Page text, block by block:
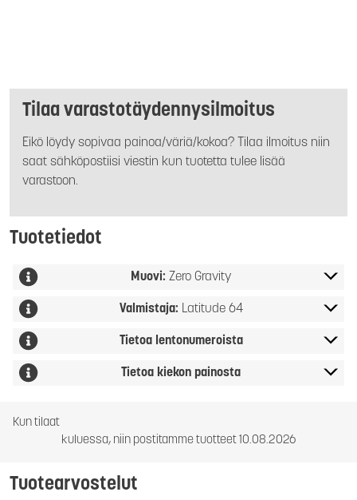
Tilaa varastotäydennysilmoitus
Eikö löydy sopivaa painoa/väriä/kokoa? Tilaa ilmoitus niin
saat sähköpostiisi viestin kun tuotetta tulee lisää
varastoon.
Tuotetiedot
Muovi: Zero Gravity
Valmistaja: Latitude 64
Tietoa lentonumeroista
Tietoa kiekon painosta
Kun tilaat
kuluessa, niin postitamme tuotteet 10.08.2026
Tuotearvostelut